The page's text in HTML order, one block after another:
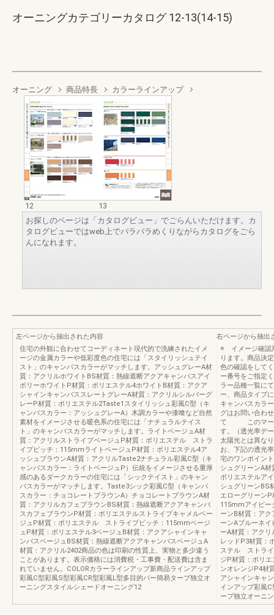
オーニングカテゴリーカタログ 12-13(14-15)
オーニング 商品特長 カラーラインアップ
12
13
お探しのページは「カタログビュー」でごらんいただけます。カ
タログビューではweb上でパラパラめくりながらカタログをごら
んになれます。
左ページから抽出された内容
住宅の外観に合わせてコーディネート現代的で洗練されたイメ
ージの金属カラーや低彩度色の住宅には「スタイリッシュテイ
スト」のキャンバスカラーがマッチします。アッシュグレーA材
質：アクリルホワイトBS材質：熱線遮断アクアキャンバスアイ
ボリーホワイトP材質：ポリエステル4ホワイトB材質：アクア
シャインキャンバススレートグレーA材質：アクリルシルバーグ
レーP材質：ポリエステル2Taste1スタイリッシュ彩風C型（キ
ャンバスカラー：アッシュグレーA）木調カラーや漆喰など自然
素材をイメージさせる暖色系の住宅には「ナチュラルテイス
ト」のキャンバスカラーがマッチします。ライトベージュA材
質：アクリルストライプベージュP材質：ポリエステル ストラ
イプピッチ：115mmライトベージュP材質：ポリエステル4ア
ッシュブラウンA材質：アクリルTaste2ナチュラル彩風C型（キ
ャンバスカラー：ライトベージュP）伝統をイメージさせる重厚
感のあるダークカラーの住宅には「シックテイスト」のキャン
バスカラーがマッチします。Taste3シック彩風C型（キャンバ
スカラー：チョコレートブラウンA）チョコレートブラウンA材
質：アクリルカフェブラウンBS材質：熱線遮断アクアキャンバ
スカフェブラウンP材質：ポリエステルストライプキャメルベー
ジュP材質：ポリエステル ストライプピッチ：115mmベージ
ュP材質：ポリエステル3ベージュB材質：アクアシャインキャ
ンバスベージュBS材質：熱線遮断アクアキャンバスベージュA
材質：アクリル2402商品の色は印刷の性質上、実物と多少違う
ことがあります。表示価格には消費税・工事費・配送費は含ま
れていません。COLORカラーラインアップ新商品ラインアップ
彩風C型彩風S型彩風CR型彩風L型多目的バー簡易タープ独立オ
ーニングスタイルシェードオーニング12
右ページから抽出
※ イメージ確認
ります。商品決
色の確認をして
ー番号をご指定
ラー品種一覧に
ー、商品タイプ
キャンバスカラ
グはお問い合わ
て このマーク
す。（透光率デ
太陽光とは異な
お、下記の透光
宅のワンポイン
シュグリーンA
ポリエステルア
シュグリーンBS
エローグリーン
115mmアイビー
ーンB材質：ア
ーンAブルーネ
ーA材質：アク
レッドP3材質：
ステル ストライ
ジP材質：ポリ
ンオレンジP4材
アシャインキャ
インアップ彩風
ープ独立オーニ